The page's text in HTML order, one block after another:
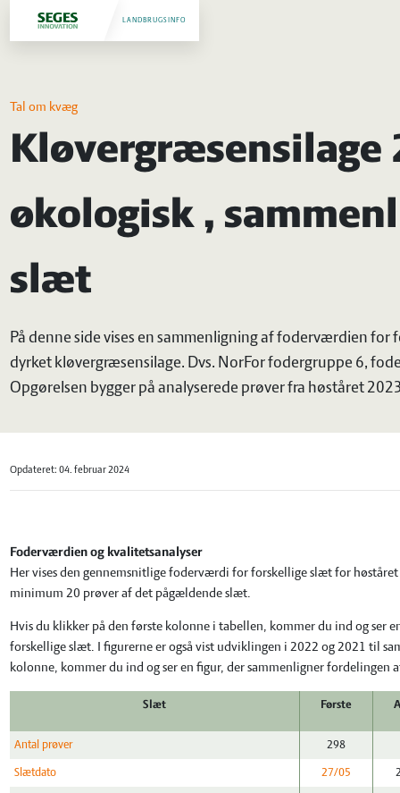
LANDBRUGSINFO
Tal om kvæg
Kløvergræsensilage
økologisk ,
slæt
På denne side vises en sammenligning af foderværdien
dyrket kløvergræsensilage. Dvs. NorFor fodergruppe 6,
Opgørelsen bygger på analyserede prøver fra høståret
Opdateret: 04. februar 2024
Foderværdien og kvalitetsanalyser
Her vises den gennemsnitlige foderværdi for forskellige slæt for
minimum 20 prøver af det pågældende slæt.
Hvis du klikker på den første kolonne i tabellen, kommer du ind og ser
forskellige slæt. I figurerne er også vist udviklingen i 2022 og 2021 til
kolonne, kommer du ind og ser en figur, der sammenligner
Slæt Første
Antal prøver 298
Slætdato 27/05